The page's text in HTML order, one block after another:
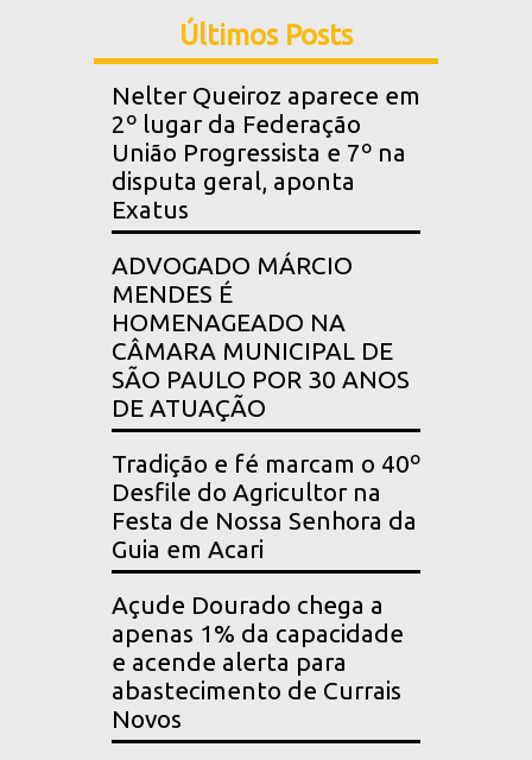
Últimos Posts
Nelter Queiroz aparece em
2º lugar da Federação
União Progressista e 7º na
disputa geral, aponta
Exatus
ADVOGADO MÁRCIO
MENDES É
HOMENAGEADO NA
CÂMARA MUNICIPAL DE
SÃO PAULO POR 30 ANOS
DE ATUAÇÃO
Tradição e fé marcam o 40º
Desfile do Agricultor na
Festa de Nossa Senhora da
Guia em Acari
Açude Dourado chega a
apenas 1% da capacidade
e acende alerta para
abastecimento de Currais
Novos